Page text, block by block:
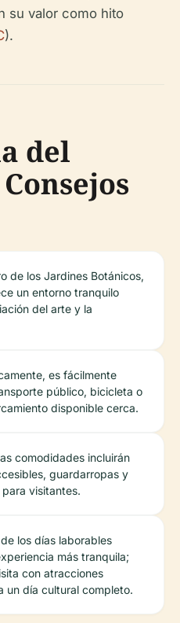
su valor como hito
).
del
de los Jardines Botánicos,
un entorno tranquilo
del arte y la
es fácilmente
público, bicicleta o
disponible cerca.
comodidades incluirán
guardarropas y
visitantes.
los días laborables
más tranquila;
con atracciones
un día cultural completo.